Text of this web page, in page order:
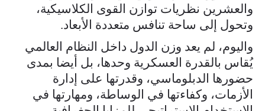
والعشرين نظريات توازن القوى الكلاسيكية،
وتحول إلى ساحة تنافس متعددة الأبعاد.
واليوم، لم يعد وزن الدول داخل النظام العالمي
يُقاس بالقدرة العسكرية وحدها، بل أيضا بمدى
حضورها الدبلوماسي، وقدرتها على إدارة
الأزمات، وكفاءتها في الوساطة، ومهارتها في